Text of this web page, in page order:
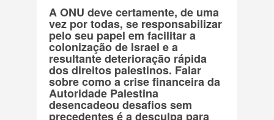
Resolução ONU
Terrorismo Israelense
AÇÕES
Clube Brasil Palestina
A ONU deve certamente, de uma
vez por todas, se responsabilizar
pelo seu papel em facilitar a
colonização de Israel e a
resultante deterioração rápida
dos direitos palestinos. Falar
sobre como a crise financeira da
Autoridade Palestina
desencadeou desafios sem
precedentes é a desculpa para